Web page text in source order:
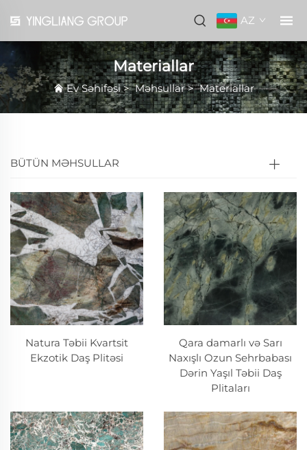
AZ
Materiallar
Ev Səhifəsi>Məhsullar>Materiallar
BÜTÜN MƏHSULLAR
Natura Təbii Kvartsit
Ekzotik Daş Plitəsi
Qara damarlı və Sarı
Naxışlı Ozun Sehrbabası
Dərin Yaşıl Təbii Daş
Plitaları